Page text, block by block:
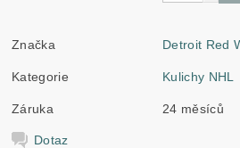
Značka Detroit Red
Kategorie Kulichy NHL
Záruka 24 měsíců
Dotaz